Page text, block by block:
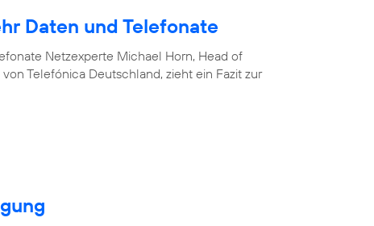
Daten und Telefonate
Netzexperte Michael Horn, Head of
Telefónica Deutschland, zieht ein Fazit zur